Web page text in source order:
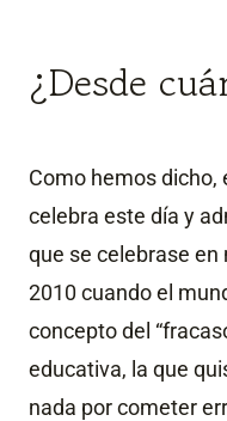
¿Desde
Como hemos dicho,
celebra este día y
que se celebrase en
2010 cuando el
concepto del
educativa, la que
nada por cometer